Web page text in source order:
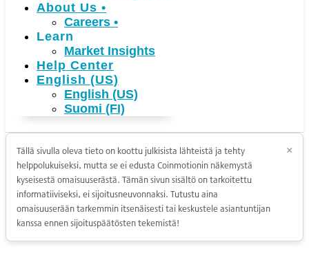
About Us •
Careers •
Learn
Market Insights
Help Center
English (US)
English (US)
Suomi (FI)
Tällä sivulla oleva tieto on koottu julkisista lähteistä ja tehty
helppolukuiseksi, mutta se ei edusta Coinmotionin näkemystä
kyseisestä omaisuuserästä. Tämän sivun sisältö on tarkoitettu
informatiiviseksi, ei sijoitusneuvonnaksi. Tutustu aina
omaisuuserään tarkemmin itsenäisesti tai keskustele asiantuntijan
kanssa ennen sijoituspäätösten tekemistä!
×